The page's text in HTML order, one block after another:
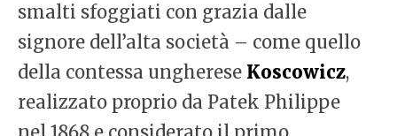
smalti sfoggiati con grazia dalle
signore dell’alta società – come quello
della contessa ungherese Koscowicz,
realizzato proprio da Patek Philippe